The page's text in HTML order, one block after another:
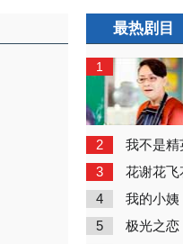
最热剧目
1
2 我不是精
3 花谢花飞
4 我的小姨
5 极光之恋